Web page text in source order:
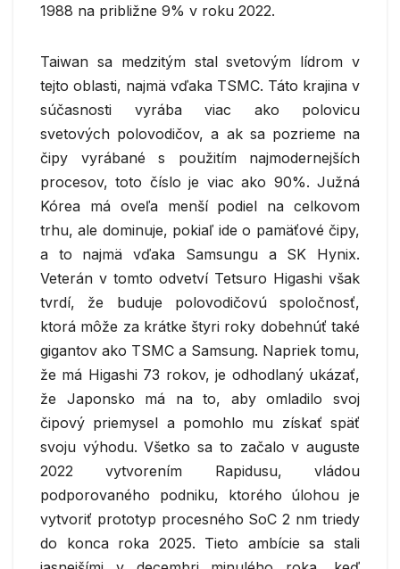
1988 na približne 9% v roku 2022.
Taiwan sa medzitým stal svetovým lídrom v
tejto oblasti, najmä vďaka TSMC. Táto krajina v
súčasnosti vyrába viac ako polovicu
svetových polovodičov, a ak sa pozrieme na
čipy vyrábané s použitím najmodernejších
procesov, toto číslo je viac ako 90%. Južná
Kórea má oveľa menší podiel na celkovom
trhu, ale dominuje, pokiaľ ide o pamäťové čipy,
a to najmä vďaka Samsungu a SK Hynix.
Veterán v tomto odvetví Tetsuro Higashi však
tvrdí, že buduje polovodičovú spoločnosť,
ktorá môže za krátke štyri roky dobehnúť také
gigantov ako TSMC a Samsung. Napriek tomu,
že má Higashi 73 rokov, je odhodlaný ukázať,
že Japonsko má na to, aby omladilo svoj
čipový priemysel a pomohlo mu získať späť
svoju výhodu. Všetko sa to začalo v auguste
2022 vytvorením Rapidusu, vládou
podporovaného podniku, ktorého úlohou je
vytvoriť prototyp procesného SoC 2 nm triedy
do konca roka 2025. Tieto ambície sa stali